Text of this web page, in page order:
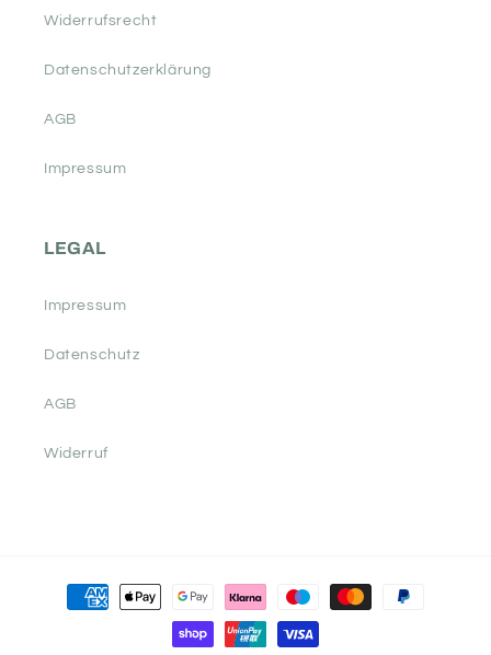
Widerrufsrecht
Datenschutzerklärung
AGB
Impressum
LEGAL
Impressum
Datenschutz
AGB
Widerruf
Zahlungsmethoden